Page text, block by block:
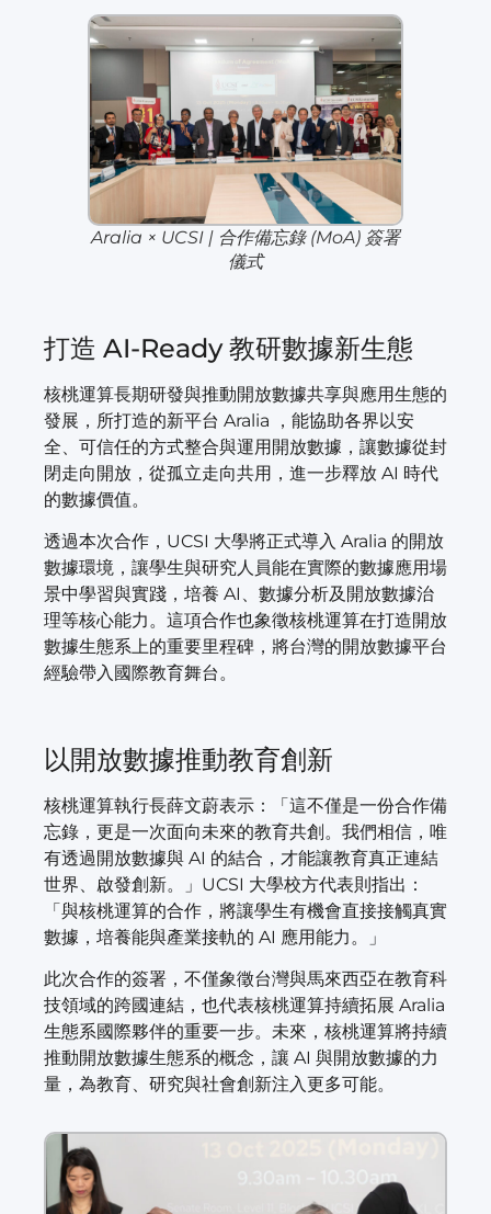
Aralia × UCSI | 合作備忘錄 (MoA) 簽署
儀式
打造 AI-Ready 教研數據新生態
核桃運算長期研發與推動開放數據共享與應用生態的
發展，所打造的新平台 Aralia ，能協助各界以安
全、可信任的方式整合與運用開放數據，讓數據從封
閉走向開放，從孤立走向共用，進一步釋放 AI 時代
的數據價值。
透過本次合作，UCSI 大學將正式導入 Aralia 的開放
數據環境，讓學生與研究人員能在實際的數據應用場
景中學習與實踐，培養 AI、數據分析及開放數據治
理等核心能力。這項合作也象徵核桃運算在打造開放
數據生態系上的重要里程碑，將台灣的開放數據平台
經驗帶入國際教育舞台。
以開放數據推動教育創新
核桃運算執行長薛文蔚表示：「這不僅是一份合作備
忘錄，更是一次面向未來的教育共創。我們相信，唯
有透過開放數據與 AI 的結合，才能讓教育真正連結
世界、啟發創新。」UCSI 大學校方代表則指出：
「與核桃運算的合作，將讓學生有機會直接接觸真實
數據，培養能與產業接軌的 AI 應用能力。」
此次合作的簽署，不僅象徵台灣與馬來西亞在教育科
技領域的跨國連結，也代表核桃運算持續拓展 Aralia
生態系國際夥伴的重要一步。未來，核桃運算將持續
推動開放數據生態系的概念，讓 AI 與開放數據的力
量，為教育、研究與社會創新注入更多可能。